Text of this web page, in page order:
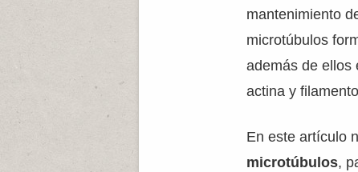
mantenimiento
microtúbulos
además de ellos
actina y
En este artículo
microtúbulos,